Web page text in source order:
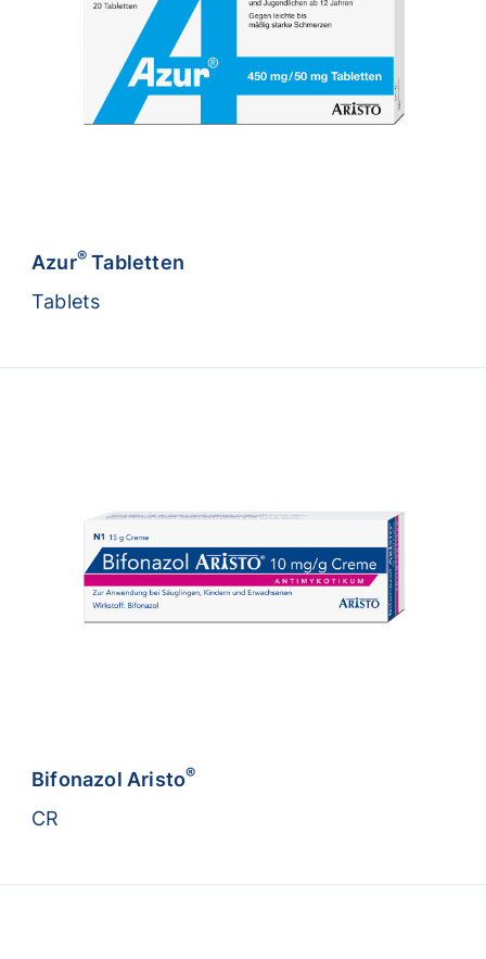
Azur® Tabletten
Tablets
Bifonazol Aristo®
CR